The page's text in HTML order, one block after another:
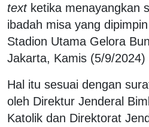
textketika menayangkan
ibadah misa yang dipimpin
Stadion Utama Gelora
Jakarta, Kamis (5/9/2024)
Hal itu sesuai dengan
oleh Direktur Jenderal
Katolik dan Direktorat